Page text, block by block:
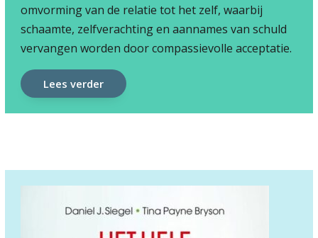
omvorming van de relatie tot het zelf, waarbij
schaamte, zelfverachting en aannames van schuld
vervangen worden door compassievolle acceptatie.
Lees verder